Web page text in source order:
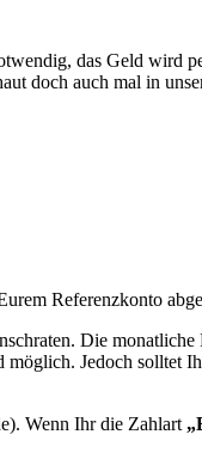
das Geld wird
doch auch mal in
Referenzkonto
Die monatliche
Jedoch solltet
Wenn Ihr die Zahlart